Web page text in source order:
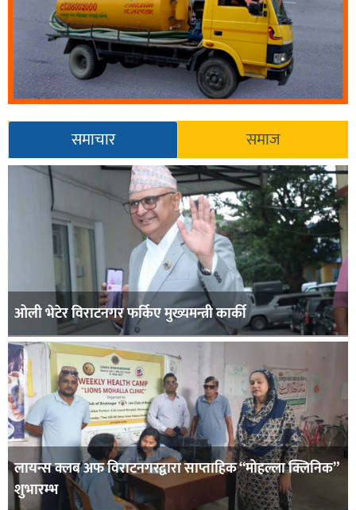
समाचार समाज
ओली भेटेर विराटनगर फर्किए मुख्यमन्त्री कार्की
लायन्स क्लब अफ विराटनगरद्वारा साप्ताहिक “मोहल्ला क्लिनिक”
शुभारम्भ